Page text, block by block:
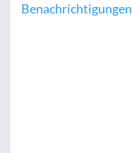
Benachrichtigungen